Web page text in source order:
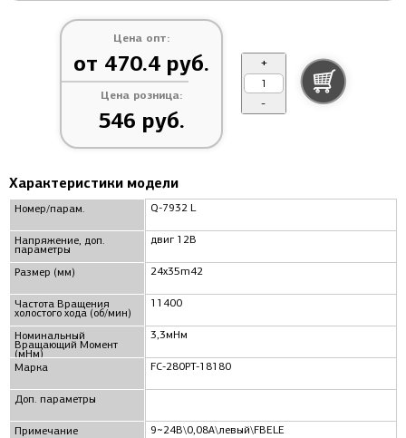
Цена опт:
от 470.4 руб.
Цена розница:
546 руб.
+
-
Характеристики модели
Номер/парам.
Напряжение, доп.
параметры
Размер (мм)
Частота Вращения
холостого хода (об/мин)
Номинальный
Вращающий Момент
(мНм)
Марка
Доп. параметры
Примечание
Q-7932 L
двиг 12В
24x35m42
11400
3,3мНм
FC-280PT-18180
9~24В\0,08A\левый\FBELE